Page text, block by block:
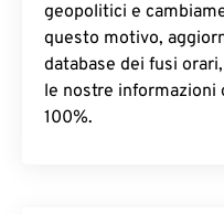
geopolitici e
questo motivo,
database dei fusi
le nostre informazioni
100%.